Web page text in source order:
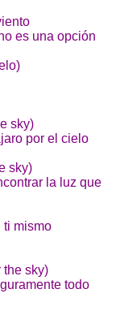
es una opción
sky)
por el cielo
sky)
la luz que
ti mismo
the sky)
todo